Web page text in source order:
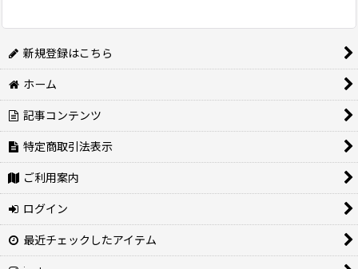
新規登録はこちら
ホーム
記事コンテンツ
特定商取引法表示
ご利用案内
ログイン
最近チェックしたアイテム